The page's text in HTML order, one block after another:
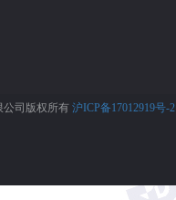
公司版权所有 沪ICP备17012919号-2